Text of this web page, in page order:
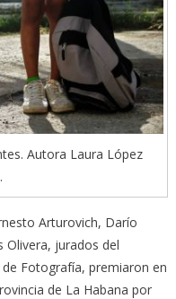
Autora Laura López
Arturovich, Darío
Olivera, jurados del
Fotografía, premiaron en
de La Habana por